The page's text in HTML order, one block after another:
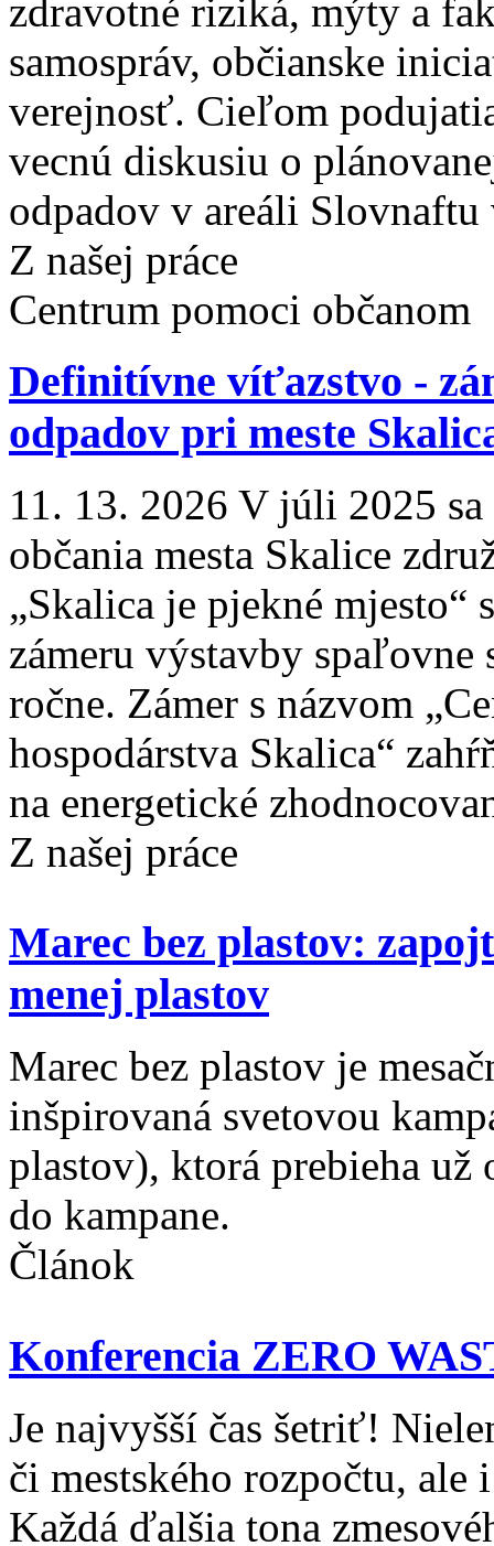
zdravotné riziká, mýty a
samospráv, občianske
verejnosť. Cieľom
vecnú diskusiu o
odpadov v areáli Slovnaftu
Z našej práce
Centrum pomoci občanom
Definitívne víťazstvo -
odpadov pri meste
11. 13. 2026 V júli 2025
občania mesta Skalice
„Skalica je pjekné
zámeru výstavby spaľovne
ročne. Zámer s názvom
hospodárstva Skalica“
na energetické
Z našej práce
Marec bez plastov:
menej plastov
Marec bez plastov je
inšpirovaná svetovou
plastov), ktorá prebieha už
do kampane.
Článok
Konferencia ZERO
Je najvyšší čas šetriť!
či mestského rozpočtu, ale
Každá ďalšia tona